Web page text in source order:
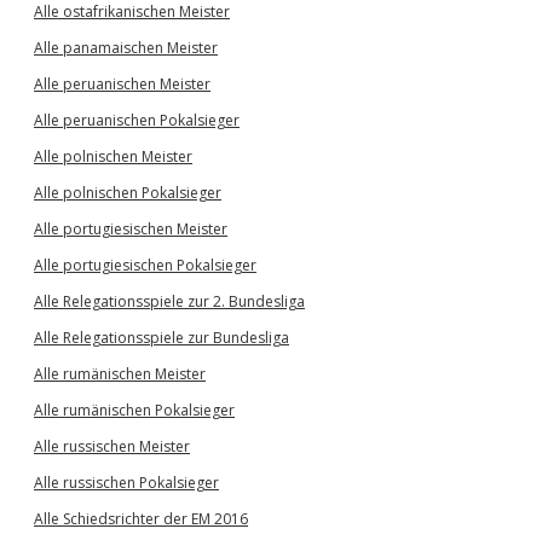
Alle ostafrikanischen Meister
Alle panamaischen Meister
Alle peruanischen Meister
Alle peruanischen Pokalsieger
Alle polnischen Meister
Alle polnischen Pokalsieger
Alle portugiesischen Meister
Alle portugiesischen Pokalsieger
Alle Relegationsspiele zur 2. Bundesliga
Alle Relegationsspiele zur Bundesliga
Alle rumänischen Meister
Alle rumänischen Pokalsieger
Alle russischen Meister
Alle russischen Pokalsieger
Alle Schiedsrichter der EM 2016